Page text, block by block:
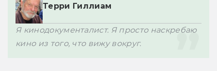
Терри Гиллиам
Я кинодокументалист. Я просто наскребаю
кино из того, что вижу вокруг.